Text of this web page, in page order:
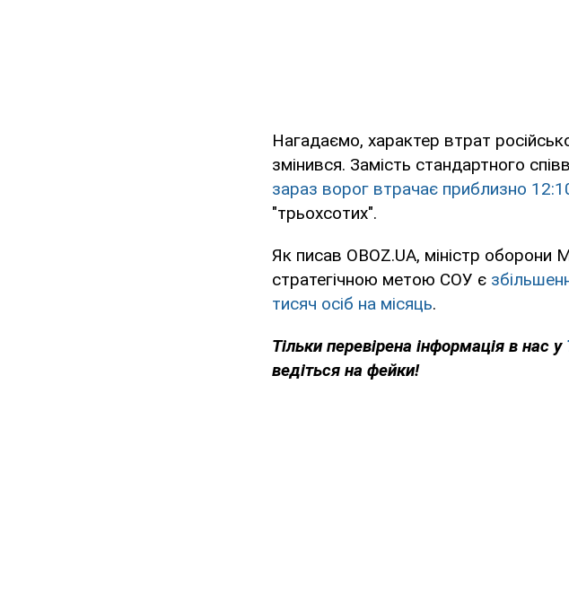
Нагадаємо, характер втрат
змінився. Замість стандартного
зараз ворог втрачає приблизно
"трьохсотих".
Як писав OBOZ.UA, міністр
стратегічною метою СОУ є
тисяч осіб на місяць.
Тільки перевірена інформація в нас у
ведіться на фейки!